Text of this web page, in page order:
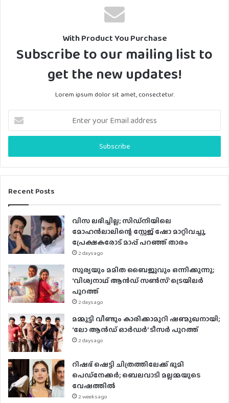
With Product You Purchase
Subscribe to our mailing list to
get the new updates!
Lorem ipsum dolor sit amet, consectetur.
t
r
y
u
m
a
i
l
a
d
d
r
s
s
Recent Posts
വിസ ലഭിച്ചില്ല; സിഡ്നിയിലെ
മോഹൻലാലിന്റെ സ്റ്റേജ് ഷോ മാറ്റിവച്ചു,
പ്രേക്ഷകരോട് മാപ്പ് പറഞ്ഞ് താരം
2 days ago
സൂര്യയും മമിത ബൈജുവും ഒന്നിക്കുന്നു;
‘വിശ്വനാഥ് ആൻഡ് സൺസ്’ ട്രെയിലർ
പുറത്ത്
2 days ago
മമ്മൂട്ടി വീണ്ടും കാരിക്കാമുറി ഷണ്മുഖനായി;
‘ലോ ആൻഡ് ഓർഡർ’ ടീസർ പുറത്ത്
2 days ago
റിഷഭ് ഷെട്ടി ചിത്രത്തിലേക്ക് ഭൂമി
പെഡ്‌നേക്കർ; ബെലവാടി മല്ലമ്മയുടെ
വേഷത്തിൽ
2 weeks ago